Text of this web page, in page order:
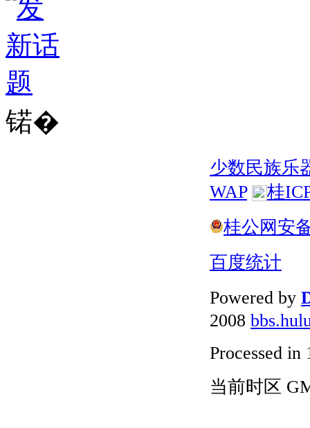
锘�
少数民族乐
WAP
桂
桂公网安
百度统计
Powered by
2008
Processed in
当前时区